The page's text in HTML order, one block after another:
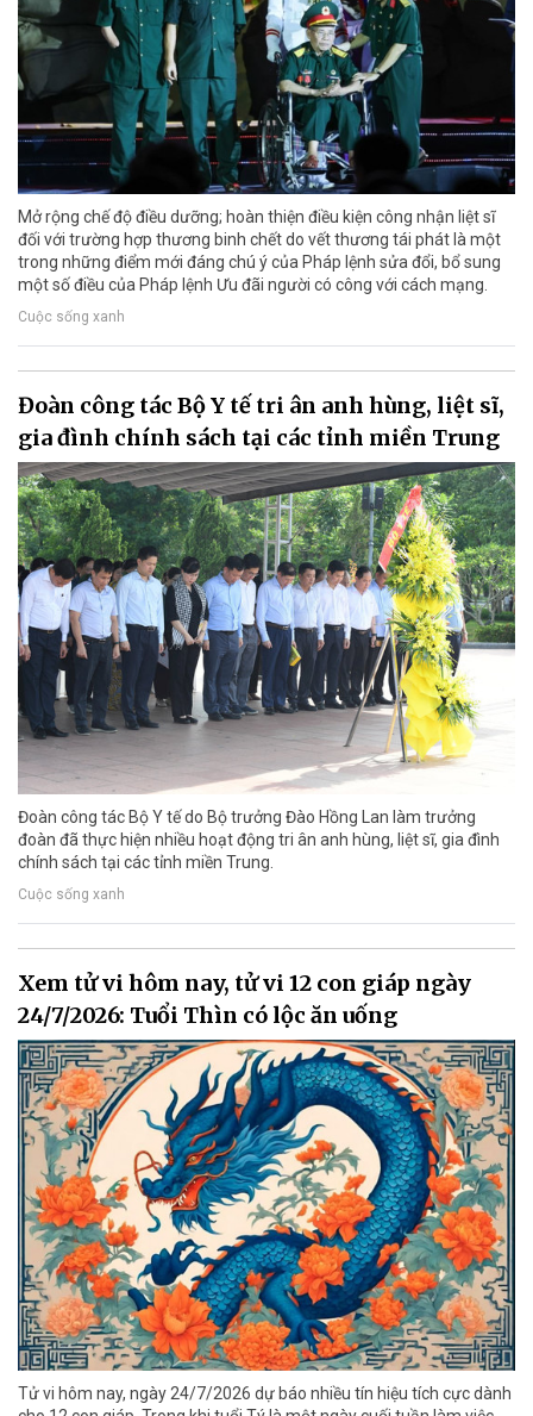
Mở rộng chế độ điều dưỡng; hoàn thiện điều kiện công nhận liệt sĩ
đối với trường hợp thương binh chết do vết thương tái phát là một
trong những điểm mới đáng chú ý của Pháp lệnh sửa đổi, bổ sung
một số điều của Pháp lệnh Ưu đãi người có công với cách mạng.
Cuộc sống xanh
Đoàn công tác Bộ Y tế tri ân anh hùng, liệt sĩ,
gia đình chính sách tại các tỉnh miền Trung
Đoàn công tác Bộ Y tế do Bộ trưởng Đào Hồng Lan làm trưởng
đoàn đã thực hiện nhiều hoạt động tri ân anh hùng, liệt sĩ, gia đình
chính sách tại các tỉnh miền Trung.
Cuộc sống xanh
Xem tử vi hôm nay, tử vi 12 con giáp ngày
24/7/2026: Tuổi Thìn có lộc ăn uống
Tử vi hôm nay, ngày 24/7/2026 dự báo nhiều tín hiệu tích cực dành